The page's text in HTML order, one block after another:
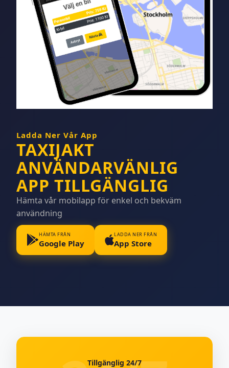
Ladda Ner Vår App
TAXIJAKT
ANVÄNDARVÄNLIG
APP TILLGÄNGLIG
Hämta vår mobilapp för enkel och bekväm
användning
HÄMTA FRÅN
Google Play
LADDA NER FRÅN
App Store
Tillgänglig 24/7